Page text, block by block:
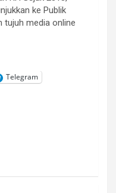
ke Publik
tujuh media online
Telegram